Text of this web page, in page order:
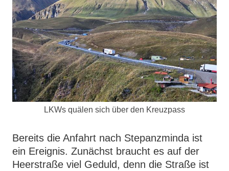
LKWs quälen sich über den Kreuzpass
Bereits die Anfahrt nach Stepanzminda ist
ein Ereignis. Zunächst braucht es auf der
Heerstraße viel Geduld, denn die Straße ist